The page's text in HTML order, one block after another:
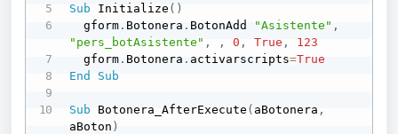
Sub Initialize ( )
  gform
. Botonera . BotonAdd "Asistente" ,
"pers_botAsistente" , , 0 , True ,
123
  gform
. Botonera .activarscripts=True
End
Sub
Sub Botonera_AfterExecute ( aBotonera ,
aBoton )